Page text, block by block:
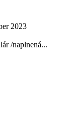
2023
/naplnená...